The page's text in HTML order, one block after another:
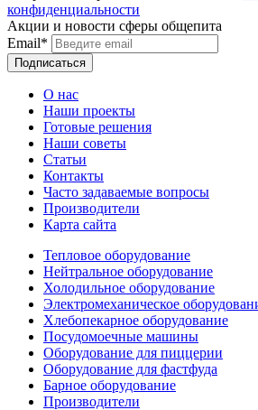
конфиденциальности
Акции и новости сферы общепита
Email*
О нас
Наши проекты
Готовые решения
Наши советы
Статьи
Контакты
Часто задаваемые вопросы
Производители
Карта сайта
Тепловое оборудование
Нейтральное оборудование
Холодильное оборудование
Электромеханическое
Хлебопекарное оборудование
Посудомоечные машины
Оборудование для пиццерии
Оборудование для фастфуда
Барное оборудование
Производители